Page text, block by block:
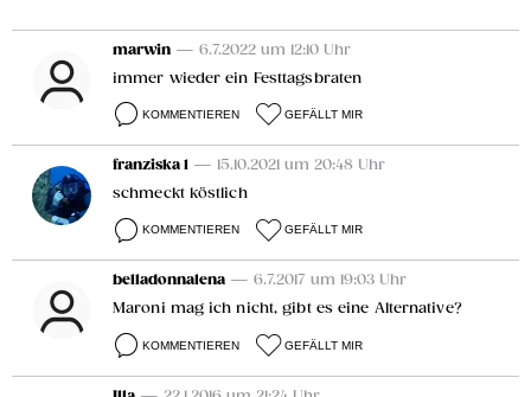
marwin — 6.7.2022 um 12:10 Uhr
immer wieder ein Festtagsbraten
KOMMENTIEREN GEFÄLLT MIR
franziska 1 — 15.10.2021 um 20:48 Uhr
schmeckt köstlich
KOMMENTIEREN GEFÄLLT MIR
belladonnalena — 6.7.2017 um 19:03 Uhr
Maroni mag ich nicht, gibt es eine Alternative?
KOMMENTIEREN GEFÄLLT MIR